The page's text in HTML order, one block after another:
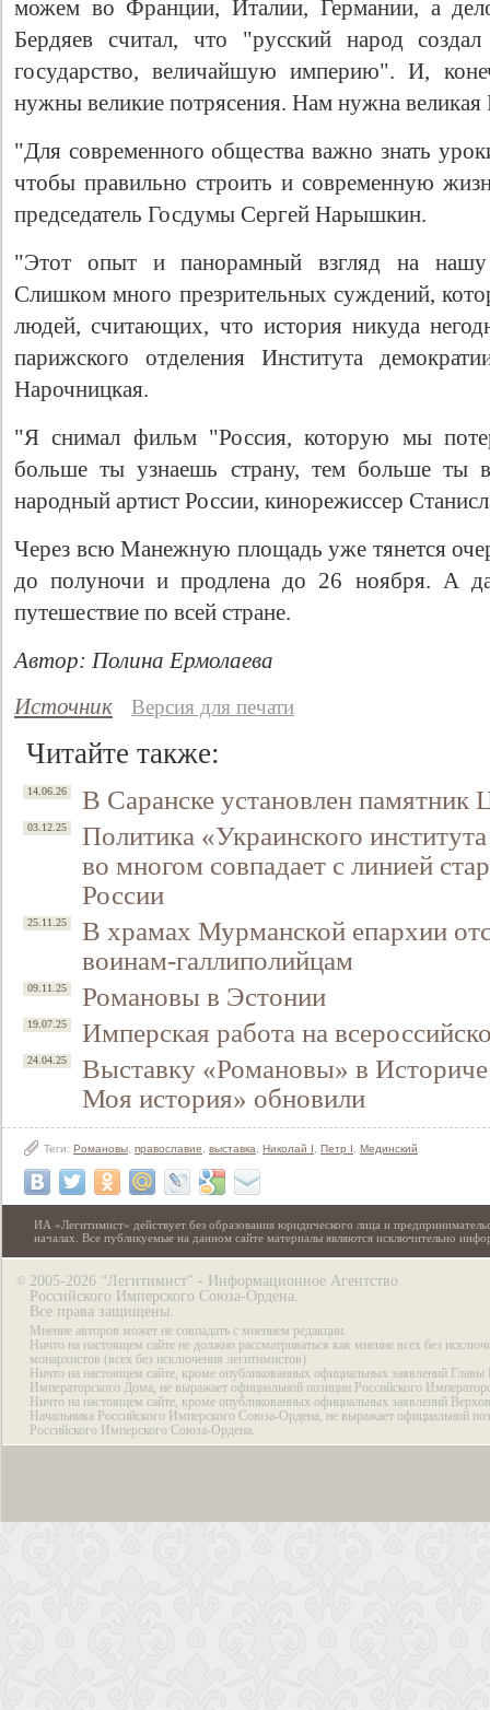
можем во Франции, Италии, Германии, а
Бердяев считал, что "русский народ
государство, величайшую империю". И,
нужны великие потрясения. Нам нужна великая
"Для современного общества важно знать
чтобы правильно строить и современную
председатель Госдумы Сергей Нарышкин.
"Этот опыт и панорамный взгляд на
Слишком много презрительных суждений,
людей, считающих, что история никуда
парижского отделения Института
Нарочницкая.
"Я снимал фильм "Россия, которую мы
больше ты узнаешь страну, тем больше ты
народный артист России, кинорежиссер
Через всю Манежную площадь уже тянется
до полуночи и продлена до 26 ноября. А
путешествие по всей стране.
Автор: Полина Ермолаева
Источник
Версия для печати
Читайте также:
14.06.26 В Саранске установлен памятник
03.12.25
Политика «Украинского
во многом совпадает с линией
России
25.11.25
В храмах Мурманской епархии
воинам-галлиполийцам
09.11.25 Романовы в Эстонии
19.07.25 Имперская работа на
24.04.25
Выставку «Романовы» в
Моя история» обновили
Теги: Романовы православие выставка Николай I Петр I Мединский
ИА «Легитимист» действует без образования юридического лица и
началах. Все публикуемые на данном сайте материалы являются исключительно
© 2005-2026 “Легитимист” - Информационное Агентство
Российского Имперского Союза-Ордена.
Все права защищены.
Мнение авторов может не совпадать с мнением редакции.
Ничто на настоящем сайте не должно рассматриваться как мнение всех без
монархистов (всех без исключения легитимистов).
Ничто на настоящем сайте, кроме опубликованных официальных заявлений Главы
Императорского Дома, не выражает официальной позиции Российского
Ничто на настоящем сайте, кроме опубликованных официальных заявлений
Начальника Российского Имперского Союза-Ордена, не выражает официальной
Российского Имперского Союза-Ордена.